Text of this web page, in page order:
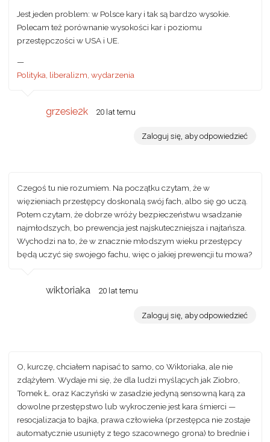
Jest jeden problem: w Polsce kary i tak są bardzo wysokie.
Polecam też porównanie wysokości kar i poziomu
przestępczości w USA i UE.
—
Polityka, liberalizm, wydarzenia
grzesie2k 20 lat temu
Zaloguj się, aby odpowiedzieć
Czegoś tu nie rozumiem. Na początku czytam, że w
więzieniach przestępcy doskonalą swój fach, albo się go uczą.
Potem czytam, że dobrze wróży bezpieczeństwu wsadzanie
najmłodszych, bo prewencja jest najskuteczniejsza i najtańsza.
Wychodzi na to, że w znacznie młodszym wieku przestępcy
będą uczyć się swojego fachu, więc o jakiej prewencji tu mowa?
wiktoriaka 20 lat temu
Zaloguj się, aby odpowiedzieć
O, kurczę, chciałem napisać to samo, co Wiktoriaka, ale nie
zdążyłem. Wydaje mi się, że dla ludzi myślących jak Ziobro,
Tomek Ł. oraz Kaczyński w zasadzie jedyną sensowną karą za
dowolne przestępstwo lub wykroczenie jest kara śmierci —
resocjalizacja to bajka, prawa człowieka (przestępca nie zostaje
automatycznie usunięty z tego szacownego grona) to brednie i